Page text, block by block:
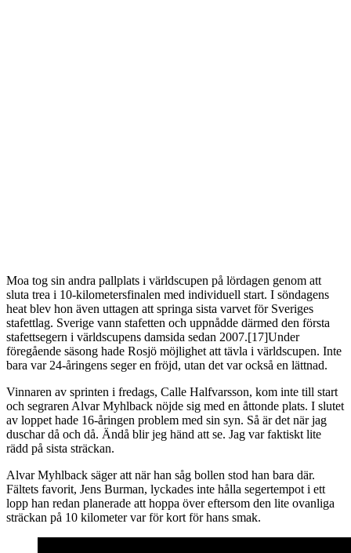
Moa tog sin andra pallplats i världscupen på lördagen genom att
sluta trea i 10-kilometersfinalen med individuell start. I söndagens
heat blev hon även uttagen att springa sista varvet för Sveriges
stafettlag. Sverige vann stafetten och uppnådde därmed den första
stafettsegern i världscupens damsida sedan 2007.[17]Under
föregående säsong hade Rosjö möjlighet att tävla i världscupen. Inte
bara var 24-åringens seger en fröjd, utan det var också en lättnad.
Vinnaren av sprinten i fredags, Calle Halfvarsson, kom inte till start
och segraren Alvar Myhlback nöjde sig med en åttonde plats. I slutet
av loppet hade 16-åringen problem med sin syn. Så är det när jag
duschar då och då. Ändå blir jeg händ att se. Jag var faktiskt lite
rädd på sista sträckan.
Alvar Myhlback säger att när han såg bollen stod han bara där.
Fältets favorit, Jens Burman, lyckades inte hålla segertempot i ett
lopp han redan planerade att hoppa över eftersom den lite ovanliga
sträckan på 10 kilometer var för kort för hans smak.